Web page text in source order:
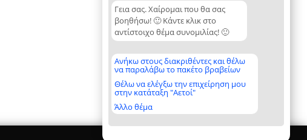
Γεια σας. Χαίρομαι που θα σας
βοηθήσω! 🙂 Κάντε κλικ στο
αντίστοιχο θέμα συνομιλίας! 🙂
Ανήκω στους διακριθέντες και θέλω
να παραλάβω το πακέτο βραβείων
Θέλω να ελέγξω την επιχείρηση μου
στην κατάταξη "Αετοί"
Άλλο θέμα